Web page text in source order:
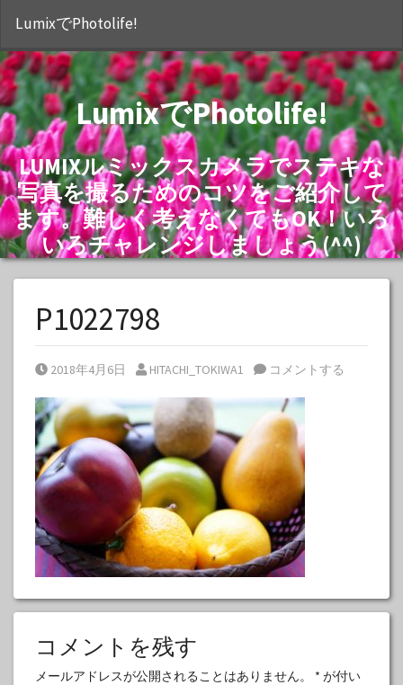
LumixでPhotolife!
LumixでPhotolife!
LUMIXルミックスカメラでステキな
写真を撮るためのコツをご紹介して
ます。難しく考えなくてもOK！いろ
いろチャレンジしましょう(^^)
P1022798
Posted on
2018年4月6日 Posted by
HITACHI_TOKIWA1 コメントする
コメントを残す
メールアドレスが公開されることはありません。 * が付い